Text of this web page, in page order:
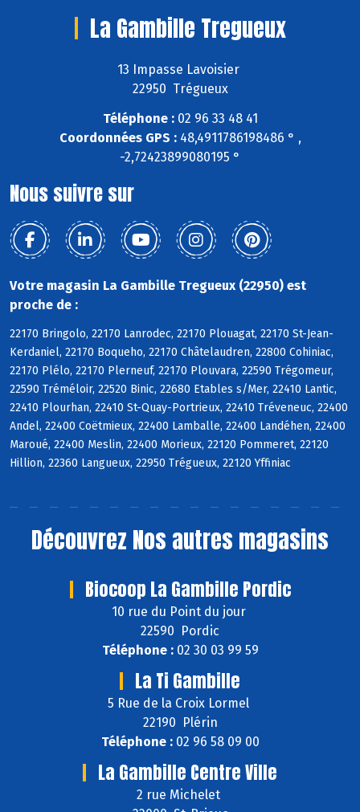
La Gambille Tregueux
13 Impasse Lavoisier
22950 Trégueux
Téléphone :02 96 33 48 41
Coordonnées GPS :48,4911786198486 ° ,
-2,72423899080195 °
Nous suivre sur
Votre magasin La Gambille Tregueux (22950) est
proche de :
22170 Bringolo, 22170 Lanrodec, 22170 Plouagat, 22170 St-Jean-
Kerdaniel, 22170 Boqueho, 22170 Châtelaudren, 22800 Cohiniac,
22170 Plélo, 22170 Plerneuf, 22170 Plouvara, 22590 Trégomeur,
22590 Tréméloir, 22520 Binic, 22680 Etables s/Mer, 22410 Lantic,
22410 Plourhan, 22410 St-Quay-Portrieux, 22410 Tréveneuc, 22400
Andel, 22400 Coëtmieux, 22400 Lamballe, 22400 Landéhen, 22400
Maroué, 22400 Meslin, 22400 Morieux, 22120 Pommeret, 22120
Hillion, 22360 Langueux, 22950 Trégueux, 22120 Yffiniac
Découvrez Nos autres magasins
Biocoop La Gambille Pordic
10 rue du Point du jour
22590 Pordic
Téléphone :02 30 03 99 59
La Ti Gambille
5 Rue de la Croix Lormel
22190 Plérin
Téléphone :02 96 58 09 00
La Gambille Centre Ville
2 rue Michelet